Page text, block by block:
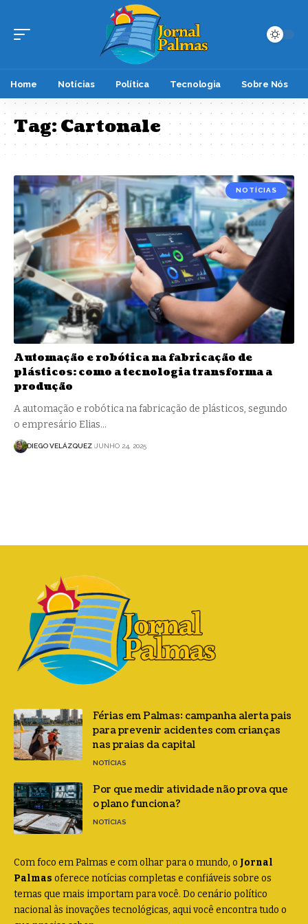
Home Notícias Política Tecnologia Sobre Nós
Tag:Cartonale
NOTÍCIAS
Automação e robótica na fabricação de
plásticos: como a tecnologia transforma a
produção
A automação e robótica na fabricação de plásticos, segundo
o empresário Elias…
DIEGO VELÁZQUEZ JUNHO 24, 2025
Férias em Palmas: campanha alerta pais
para prevenir acidentes com crianças
nas praias da capital
NOTÍCIAS
Por que medir atividade não prova que
o plano funciona?
NOTÍCIAS
Com foco em Palmas e com olhar para o mundo, o Jornal
Palmas oferece notícias completas e confiáveis sobre os
temas que mais importam para você. Do cenário político
nacional às inovações tecnológicas, aqui você encontra tudo o